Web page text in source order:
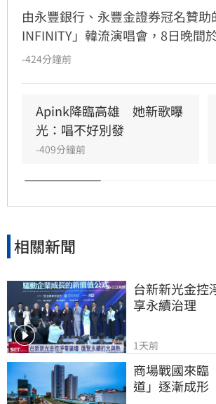
由永豐銀行、永豐金證券冠名贊助
INFINITY」韓流演唱會，8日晚間
力開唱，集結NEWBEAT、FLARE U
熱情應援，尖叫與歡呼聲一路未
HIGHLIGHT壓軸接管舞台，將現
潮。
-424分鐘前
Apink降臨高雄　她新歌曝
光：唱不好別發
-409分鐘前
相關新聞
台新新光金控
享永續治理
1天前
商場戰國來臨
道」逐漸成形